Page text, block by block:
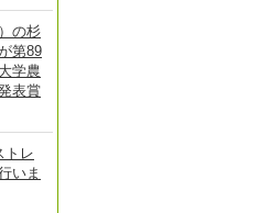
の杉
第89
学農
表賞
トレ
いま